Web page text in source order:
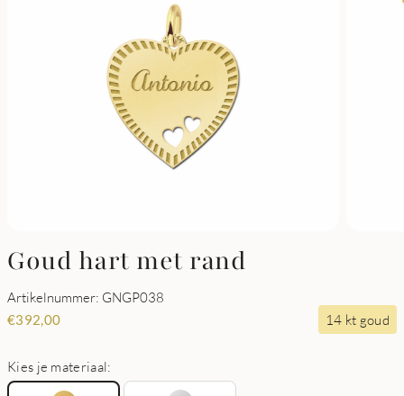
Goud hart met rand
Artikelnummer: GNGP038
€392,00 14 kt goud
Kies je materiaal: